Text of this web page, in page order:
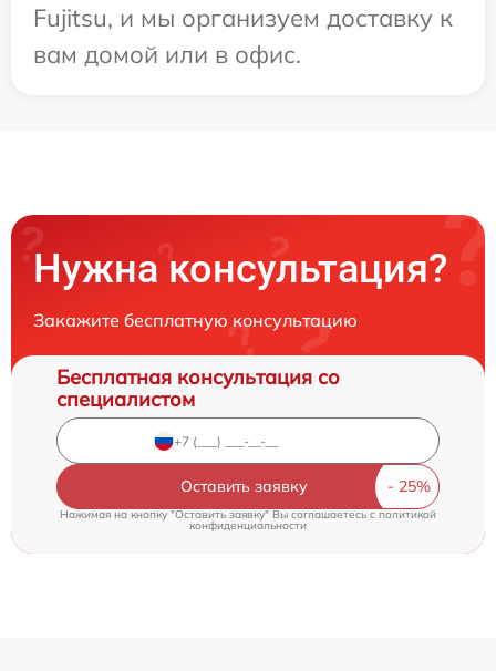
Fujitsu, и мы организуем доставку к
вам домой или в офис.
Нужна консультация?
Закажите бесплатную консультацию
Бесплатная консультация со
специалистом
Оставить заявку
Нажимая на кнопку "Оставить заявку" Вы соглашаетесь cполитикой
конфиденциальности